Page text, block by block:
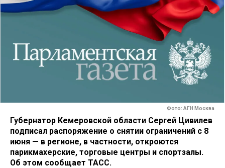
Фото: АГН Москва
Губернатор Кемеровской области Сергей Цивилев
подписал распоряжение о снятии ограничений с 8
июня — в регионе, в частности, откроются
парикмахерские, торговые центры и спортзалы.
Об этом сообщает ТАСС.